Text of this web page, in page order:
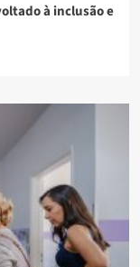
à inclusão e